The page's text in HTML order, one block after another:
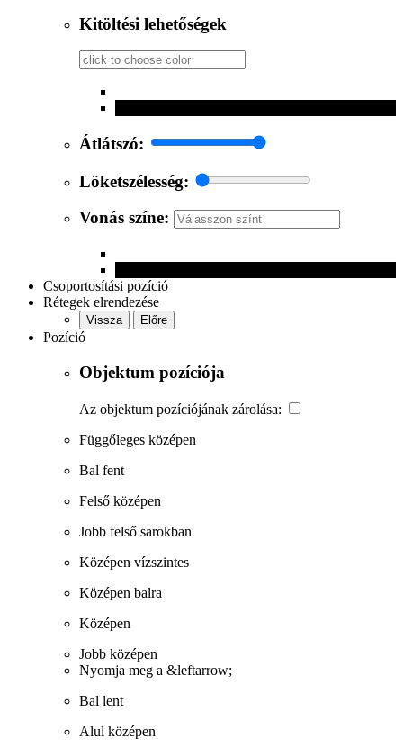
Kitöltési lehetőségek
Átlátszó:
Löketszélesség:
Vonás színe:
Csoportosítási pozíció
Rétegek elrendezése
Vissza Előre
Pozíció
Objektum pozíciója
Az objektum pozíciójának zárolása:
Függőleges középen
Bal fent
Felső középen
Jobb felső sarokban
Középen vízszintes
Középen balra
Középen
Jobb középen
Nyomja meg a &leftarrow;
Bal lent
Alul középen